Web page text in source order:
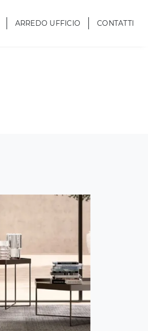
ARREDO UFFICIO CONTATTI